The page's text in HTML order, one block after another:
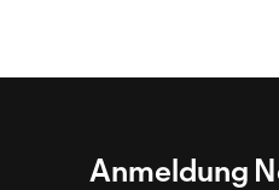
Anmeldung